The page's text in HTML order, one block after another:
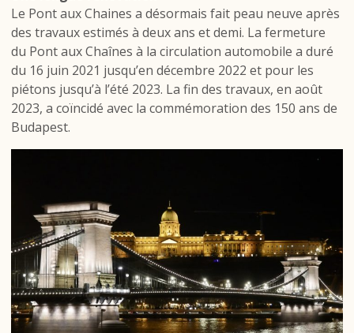
Le Pont aux Chaines a désormais fait peau neuve après
des travaux estimés à deux ans et demi. La fermeture
du Pont aux Chaînes à la circulation automobile a duré
du 16 juin 2021 jusqu’en décembre 2022 et pour les
piétons jusqu’à l’été 2023. La fin des travaux, en août
2023, a coïncidé avec la commémoration des 150 ans de
Budapest.